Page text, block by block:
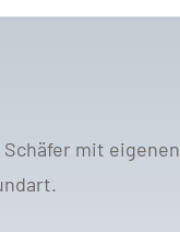
Schäfer mit eigenen